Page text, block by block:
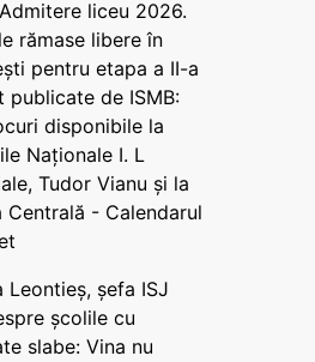
liceu 2026.
rămase libere în
pentru etapa a II-a
publicate de ISMB:
disponibile la
Naționale I. L
Tudor Vianu și la
Centrală - Calendarul
Leontieș, șefa ISJ
școlile cu
slabe: Vina nu